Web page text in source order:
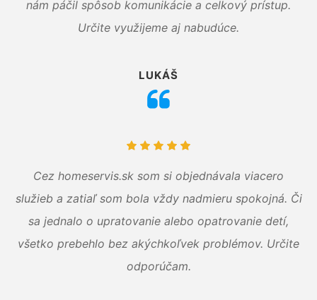
nám páčil spôsob komunikácie a celkový prístup.
Určite využijeme aj nabudúce.
LUKÁŠ
Cez homeservis.sk som si objednávala viacero
služieb a zatiaľ som bola vždy nadmieru spokojná. Či
sa jednalo o upratovanie alebo opatrovanie detí,
všetko prebehlo bez akýchkoľvek problémov. Určite
odporúčam.